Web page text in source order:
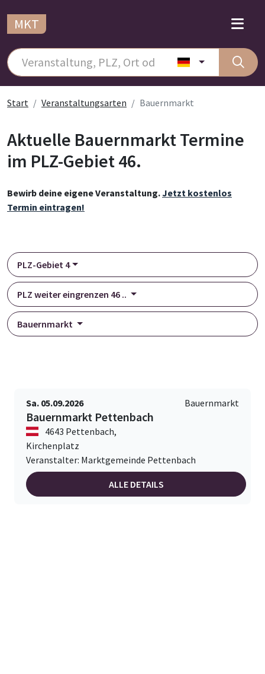
MKT
Start Veranstaltungsarten Bauernmarkt
Aktuelle Bauernmarkt Termine
im PLZ-Gebiet 46.
Bewirb deine eigene Veranstaltung.Jetzt kostenlos
Termin eintragen!
PLZ-Gebiet 4
PLZ weiter eingrenzen 46 ..
Bauernmarkt
Sa. 05.09.2026 Bauernmarkt
Bauernmarkt Pettenbach
4643 Pettenbach,
Kirchenplatz
Veranstalter: Marktgemeinde Pettenbach
ALLE DETAILS